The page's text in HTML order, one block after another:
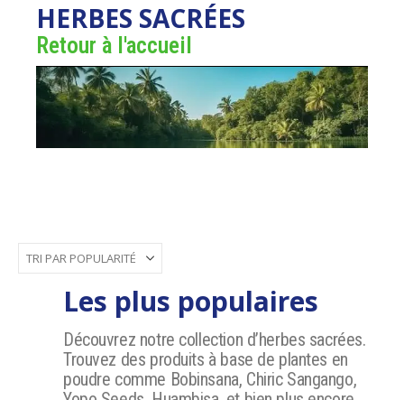
HERBES SACRÉES
Retour à l'accueil
Les plus populaires
Découvrez notre collection d’herbes sacrées.
Trouvez des produits à base de plantes en
poudre comme Bobinsana, Chiric Sangango,